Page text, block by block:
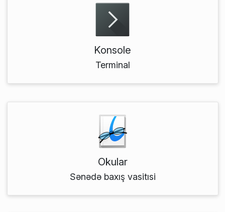
Konsole
Terminal
Okular
Sənədə baxış vasitısi